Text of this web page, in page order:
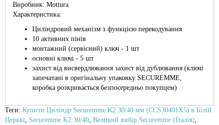
Виробник: Mottura
Характеристика:
Циліндровий механізм з функцією перекодування
10 активних пінів
монтажний (сервісний) ключ - 1 шт
основні ключі - 5 шт
захист від висвердлювання захист від дублювання (ключі
запечатані в оригінальну упаковку SECUREMME,
коробка розкривається безпосередньо покупцем)
Теги: Купити Циліндр Securemme K2 30/40 мм (CCS30401X5) в Білій
Церкві
Securemme K2 30/40 Великий вибір Securemme (Італія)